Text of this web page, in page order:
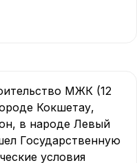
МЖК (12
Кокшетау,
в народе Левый
Государственную
условия